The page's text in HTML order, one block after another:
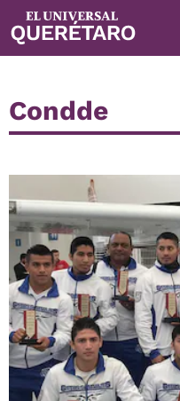
Condde